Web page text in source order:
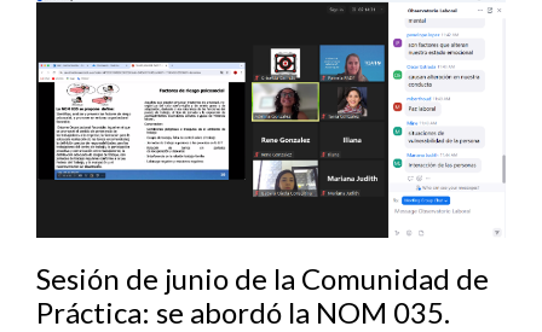
Sesión de junio de la Comunidad de
Práctica: se abordó la NOM 035.